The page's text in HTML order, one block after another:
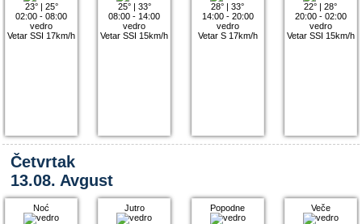
23°| 25°
02:00 - 08:00
vedro
Vetar SSI 17km/h
25°| 33°
08:00 - 14:00
vedro
Vetar SSI 15km/h
28° |33°
14:00 - 20:00
vedro
Vetar S 17km/h
22° |28°
20:00 - 02:00
vedro
Vetar SSI 15km/h
Četvrtak
13.08. Avgust
Noć Jutro Popodne Veče